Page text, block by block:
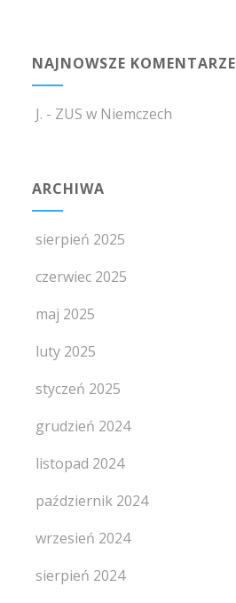
NAJNOWSZE KOMENTARZE
J. - ZUS w Niemczech
ARCHIWA
sierpień 2025
czerwiec 2025
maj 2025
luty 2025
styczeń 2025
grudzień 2024
listopad 2024
październik 2024
wrzesień 2024
sierpień 2024